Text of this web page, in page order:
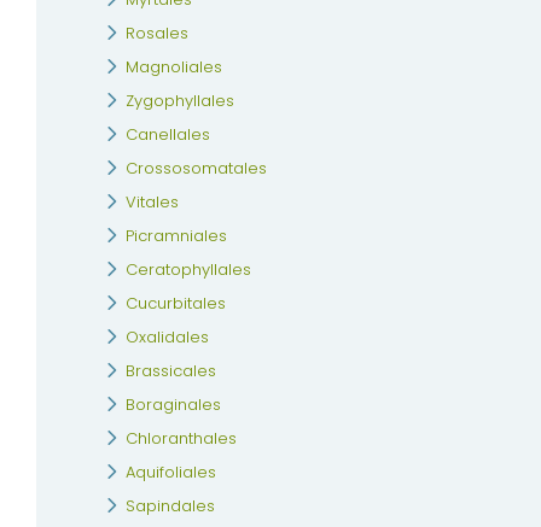
Rosales
Magnoliales
Zygophyllales
Canellales
Crossosomatales
Vitales
Picramniales
Ceratophyllales
Cucurbitales
Oxalidales
Brassicales
Boraginales
Chloranthales
Aquifoliales
Sapindales